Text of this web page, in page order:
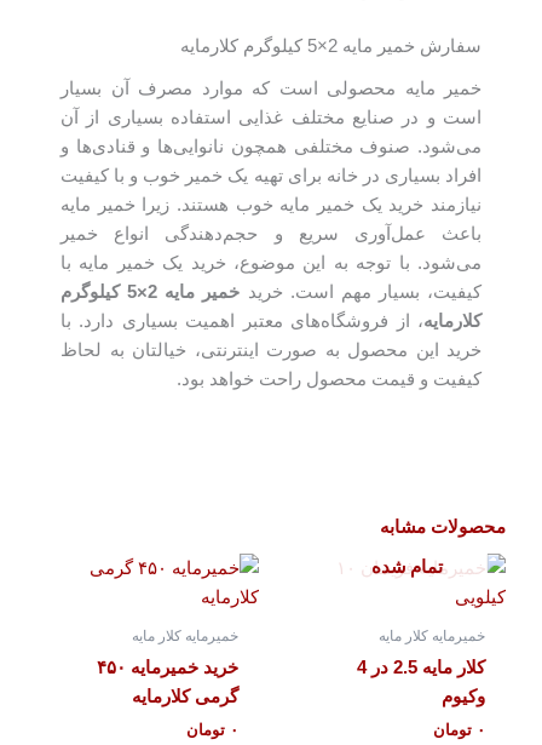
سفارش خمیر مایه 2×5 کیلوگرم کلارمایه
خمیر مایه محصولی است که موارد مصرف آن بسیار
است و در صنایع مختلف غذایی استفاده بسیاری از آن
می‌شود. صنوف مختلفی همچون نانوایی‌ها و قنادی‌ها و
افراد بسیاری در خانه برای تهیه یک خمیر خوب و با کیفیت
نیازمند خرید یک خمیر مایه خوب هستند. زیرا خمیر مایه
باعث عمل‌آوری سریع و حجم‌دهندگی انواع خمیر
می‌شود. با توجه به این موضوع، خرید یک خمیر مایه با
کیفیت، بسیار مهم است. خرید خمیر مایه 2
×5 کیلوگرم
کلارمایه، از فروشگاه‌های معتبر اهمیت بسیاری دارد. با
خرید این محصول به صورت اینترنتی، خیالتان به لحاظ
کیفیت و قیمت محصول راحت خواهد بود.
محصولات مشابه
تمام شده
خمیرمایه کلار مایه
کلار مایه 2.5 در 4
وکیوم
۰ تومان
خمیرمایه کلار مایه
خرید خمیرمایه ۴۵۰
گرمی کلارمایه
۰ تومان